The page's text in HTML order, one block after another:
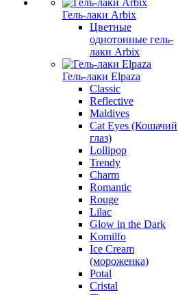
Гель-лаки Arbix
Цветные
однотонные гель-
лаки Arbix
Гель-лаки Elpaza
Classic
Reflective
Maldives
Cat Eyes (Кошачий
глаз)
Lollipop
Trendy
Charm
Romantic
Rouge
Lilac
Glow in the Dark
Komilfo
Ice Cream
(мороженка)
Potal
Cristal